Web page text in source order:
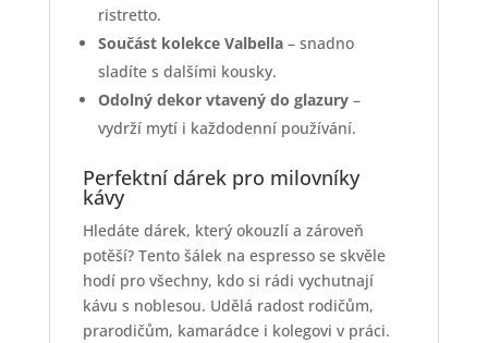
ristretto.
Součást kolekce Valbella– snadno
sladíte s dalšími kousky.
Odolný dekor vtavený do glazury–
vydrží mytí i každodenní používání.
Perfektní dárek pro milovníky
kávy
Hledáte dárek, který okouzlí a zároveň
potěší? Tento šálek na espresso se skvěle
hodí pro všechny, kdo si rádi vychutnají
kávu s noblesou. Udělá radost rodičům,
prarodičům, kamarádce i kolegovi v práci.